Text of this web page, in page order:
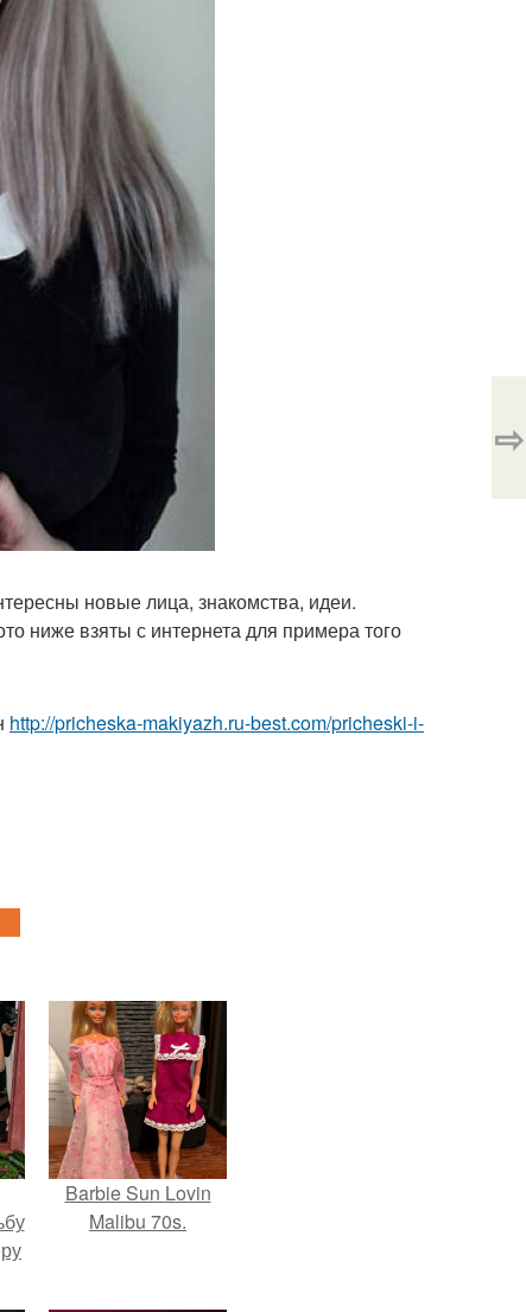
новые лица, знакомства, идеи.
ниже взяты с интернета для примера того
http://pricheska-makiyazh.ru-best.com/pricheski-i-
⇨
Barbie Sun Lovin
Malibu 70s.